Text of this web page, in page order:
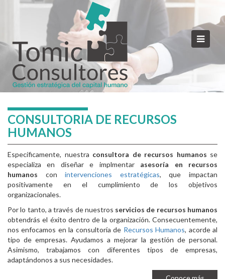
CONSULTORIA DE RECURSOS
HUMANOS
Específicamente, nuestra consultora de recursos humanos se
especializa en diseñar e implmentar asesoría en recursos
humanos conintervenciones estratégicas, que impactan
positivamente en el cumplimiento de los objetivos
organizacionales.
Por lo tanto, a través de nuestros servicios de recursos humanos
obtendrás el éxito dentro de la organización. Consecuentemente,
nos enfocamos en la consultoría de Recursos Humanos, acorde al
tipo de empresas. Ayudamos a mejorar la gestión de personal.
Asimismo, trabajamos con diferentes tipos de empresas,
adaptándonos a sus necesidades.